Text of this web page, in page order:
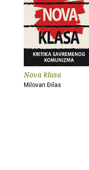
Nova klasa
Milovan Ðilas